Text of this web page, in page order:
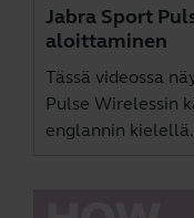
Jabra Sport
aloittaminen
Tässä videossa
Pulse Wirelessin
englannin kielellä.